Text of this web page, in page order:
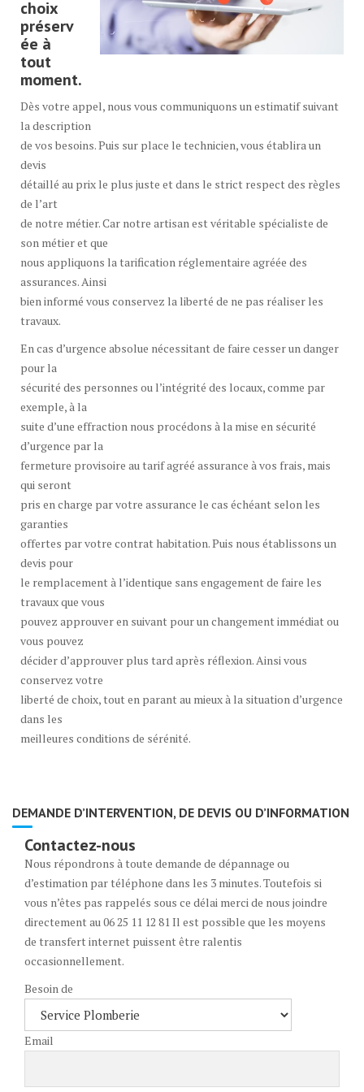
choix
préserv
ée à
tout
moment.
Dès votre appel, nous vous communiquons un estimatif suivant
la description
de vos besoins. Puis sur place le technicien, vous établira un
devis
détaillé au prix le plus juste et dans le strict respect des règles
de l’art
de notre métier. Car notre artisan est véritable spécialiste de
son métier et que
nous appliquons la tarification réglementaire agréée des
assurances. Ainsi
bien informé vous conservez la liberté de ne pas réaliser les
travaux.
En cas d’urgence absolue nécessitant de faire cesser un danger
pour la
sécurité des personnes ou l’intégrité des locaux, comme par
exemple, à la
suite d’une effraction nous procédons à la mise en sécurité
d’urgence par la
fermeture provisoire au tarif agréé assurance à vos frais, mais
qui seront
pris en charge par votre assurance le cas échéant selon les
garanties
offertes par votre contrat habitation. Puis nous établissons un
devis pour
le remplacement à l’identique sans engagement de faire les
travaux que vous
pouvez approuver en suivant pour un changement immédiat ou
vous pouvez
décider d’approuver plus tard après réflexion. Ainsi vous
conservez votre
liberté de choix, tout en parant au mieux à la situation d’urgence
dans les
meilleures conditions de sérénité.
DEMANDE D’INTERVENTION, DE DEVIS OU D’INFORMATION
Contactez-nous
Nous répondrons à toute demande de dépannage ou
d’estimation par téléphone dans les 3 minutes. Toutefois si
vous n’êtes pas rappelés sous ce délai merci de nous joindre
directement au 06 25 11 12 81 Il est possible que les moyens
de transfert internet puissent être ralentis
occasionnellement.
Besoin de
Email